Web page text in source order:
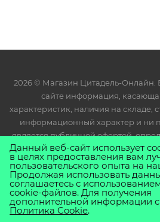
2026 © Магазин Цитадель-Онлайн.
сайте информация,
характеристик, наличия на складе,
информационный характер и ни
является публичной офертой,
Статьи 437(2)
Данный веб-сайт использует
в целях предоставления вам
пользовательского опыта на
Продолжая использовать
соглашаетесь с
cookie-файлов. Для получения
дополнительной информации
Политика Cookie.